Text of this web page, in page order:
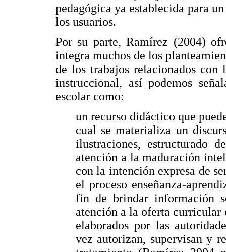
pedagógica ya establecida para
los usuarios.
Por su parte, Ramírez (2004)
integra muchos de los
de los trabajos relacionados con
instruccional, así podemos
escolar como:
un recurso didáctico que
cual se materializa un
ilustraciones, estructurado
atención a la maduración
con la intención expresa de
el proceso enseñanza-
fin de brindar información
atención a la oferta curricular
elaborados por las
vez autorizan, supervisan y